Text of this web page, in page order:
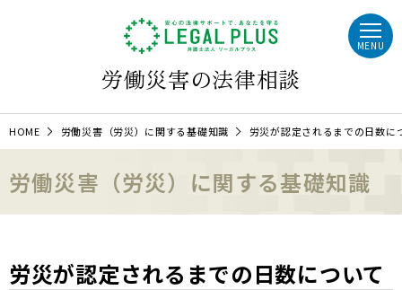
労働災害の法律相談
MENU
HOME 労働災害（労災）に関する基礎知識 労災が認定されるまでの日数に
労働災害（労災）に関する基礎知識
労災が認定されるまでの日数について